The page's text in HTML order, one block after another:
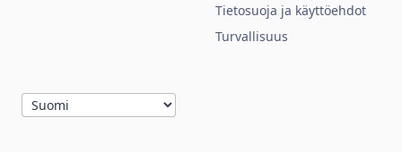
Tietosuoja ja käyttöehdot
Turvallisuus